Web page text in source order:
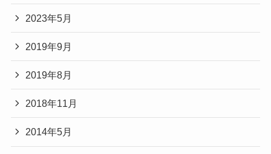
2023年5月
2019年9月
2019年8月
2018年11月
2014年5月